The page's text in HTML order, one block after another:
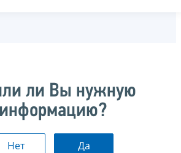
ли Вы нужную
информацию?
Нет Да